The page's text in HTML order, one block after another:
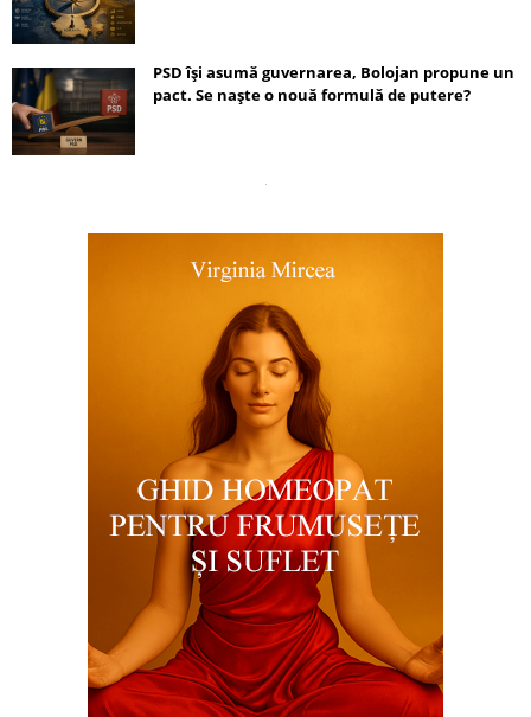
PSD își asumă guvernarea, Bolojan propune un
pact. Se naște o nouă formulă de putere?